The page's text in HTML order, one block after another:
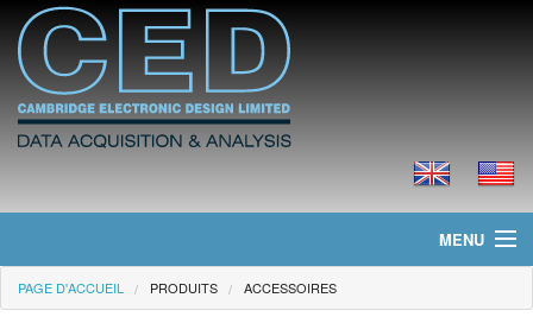
MENU
Page d'accueil
PAGE D'ACCUEIL PRODUITS ACCESSOIRES